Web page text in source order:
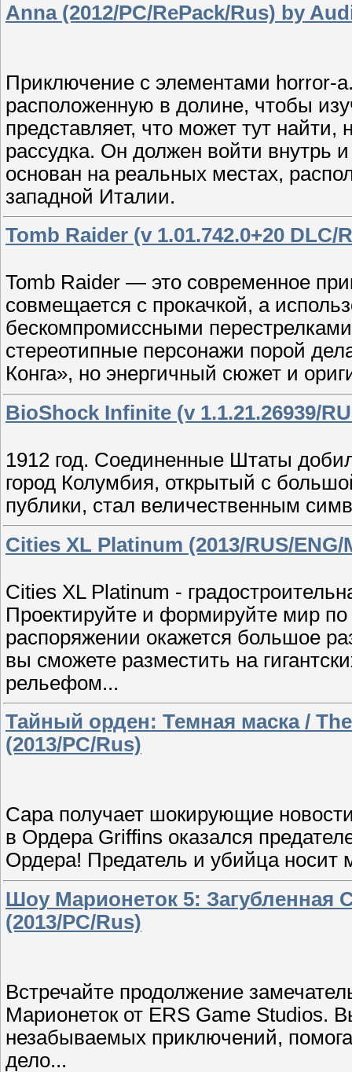
Anna (2012/PC/RePack/Rus) by
Приключение с элементами horror-
расположенную в долине, чтобы
представляет, что может тут найти,
рассудка. Он должен войти внутрь
основан на реальных местах,
западной Италии.
Tomb Raider (v 1.01.742.0+20
Tomb Raider — это современное
совмещается с прокачкой, а
бескомпромиссными
стереотипные персонажи порой
Конга», но энергичный сюжет и
BioShock Infinite (v 1.1.21.26939/
1912 год. Соединенные Штаты
город Колумбия, открытый с
публики, стал величественным
Cities XL Platinum (2013/RUS/
Cities XL Platinum -
Проектируйте и формируйте мир
распоряжении окажется большое
вы сможете разместить на
рельефом...
Тайный орден: Темная маска /
(2013/PC/Rus)
Сара получает шокирующие
в Ордера Griffins оказался
Ордера! Предатель и убийца носит
Шоу Марионеток 5: Загубленная
(2013/PC/Rus)
Встречайте продолжение
Марионеток от ERS Game Studios.
незабываемых приключений,
дело...